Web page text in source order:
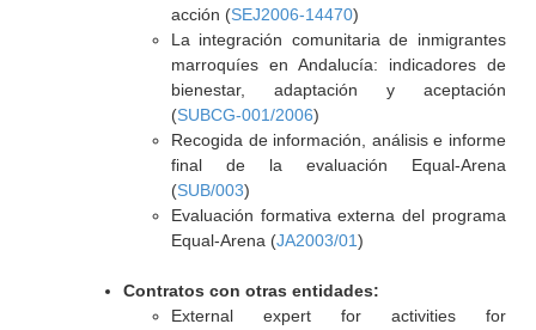
acción (SEJ2006-14470)
La integración comunitaria de inmigrantes
marroquíes en Andalucía: indicadores de
bienestar, adaptación y aceptación
(SUBCG-001/2006)
Recogida de información, análisis e informe
final de la evaluación Equal-Arena
(SUB/003)
Evaluación formativa externa del programa
Equal-Arena (JA2003/01)
Contratos con otras entidades:
External expert for activities for